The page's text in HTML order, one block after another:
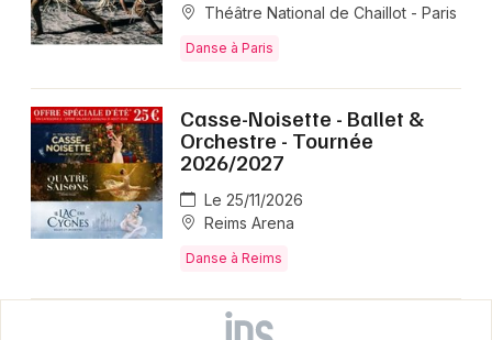
Théâtre National de Chaillot - Paris
Danse à Paris
Casse-Noisette - Ballet &
Orchestre - Tournée
2026/2027
Le 25/11/2026
Reims Arena
Danse à Reims